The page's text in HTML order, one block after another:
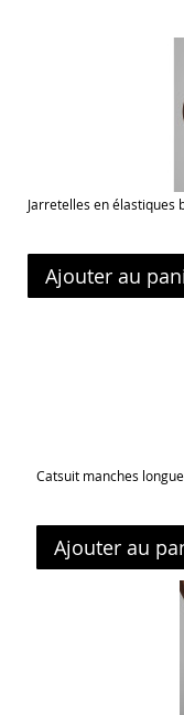
Jarretelles en élastiques
Ajouter au
Catsuit manches
Ajouter au